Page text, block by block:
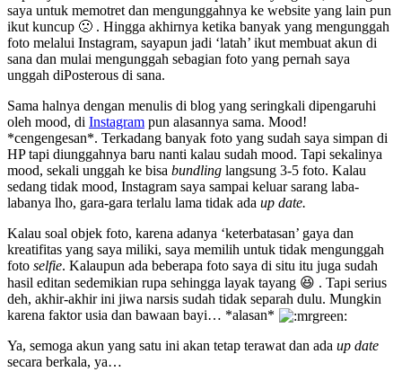
saya untuk memotret dan mengunggahnya ke website yang lain pun
ikut kuncup 🙁 . Hingga akhirnya ketika banyak yang mengunggah
foto melalui Instagram, sayapun jadi ‘latah’ ikut membuat akun di
sana dan mulai mengunggah sebagian foto yang pernah saya
unggah diPosterous di sana.
Sama halnya dengan menulis di blog yang seringkali dipengaruhi
oleh mood, di Instagram pun alasannya sama. Mood!
*cengengesan*. Terkadang banyak foto yang sudah saya simpan di
HP tapi diunggahnya baru nanti kalau sudah mood. Tapi sekalinya
mood, sekali unggah ke bisa bundling langsung 3-5 foto. Kalau
sedang tidak mood, Instagram saya sampai keluar sarang laba-
labanya lho, gara-gara terlalu lama tidak ada up date.
Kalau soal objek foto, karena adanya ‘keterbatasan’ gaya dan
kreatifitas yang saya miliki, saya memilih untuk tidak mengunggah
foto selfie. Kalaupun ada beberapa foto saya di situ itu juga sudah
hasil editan sedemikian rupa sehingga layak tayang 😆 . Tapi serius
deh, akhir-akhir ini jiwa narsis sudah tidak separah dulu. Mungkin
karena faktor usia dan bawaan bayi… *alasan*
Ya, semoga akun yang satu ini akan tetap terawat dan ada up date
secara berkala, ya…